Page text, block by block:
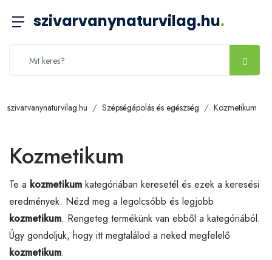
szivarvanynaturvilag.hu.
szivarvanynaturvilag.hu Szépségápolás és egészség Kozmetikum
Kozmetikum
Te a kozmetikum kategóriában keresetél és ezek a keresési
eredmények. Nézd meg a legolcsóbb és legjobb
kozmetikum. Rengeteg termékünk van ebből a kategóriából.
Úgy gondoljuk, hogy itt megtalálod a neked megfelelő
kozmetikum.